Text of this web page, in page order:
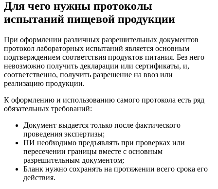
Для чего нужны протоколы
испытаний пищевой продукции
При оформлении различных разрешительных документов
протокол лабораторных испытаний является основным
подтверждением соответствия продуктов питания. Без него
невозможно получить декларации или сертификаты, и,
соответственно, получить разрешение на ввоз или
реализацию продукции.
К оформлению и использованию самого протокола есть ряд
обязательных требований:
Документ выдается только после фактического
проведения экспертизы;
ПИ необходимо предъявлять при проверках или
пересечении границы вместе с основным
разрешительным документом;
Бланк нужно сохранять на протяжении всего срока его
действия.